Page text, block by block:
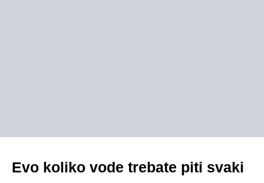
Evo koliko vode trebate piti svaki